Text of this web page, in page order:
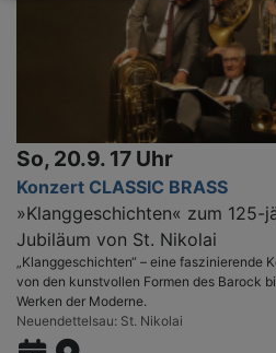
So, 20.9. 17 Uhr
Konzert CLASSIC BRASS
»Klanggeschichten« zum 125-
Jubiläum von St. Nikolai
„Klanggeschichten“ – eine faszinierende
von den kunstvollen Formen des Barock
Werken der Moderne.
Neuendettelsau St. Nikolai